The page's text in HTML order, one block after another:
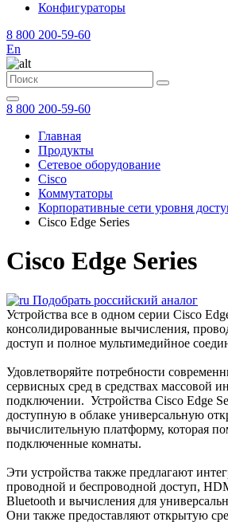
Конфигураторы
8 800 200-59-60
En
8 800 200-59-60
Главная
Продукты
Сетевое оборудование
Cisco
Коммутаторы
Корпоративные сети уровня
Cisco Edge Series
Cisco Edge Series
Подобрать российский аналог
Устройства все в одном серии Cisco
консолидированные вычисления,
доступ и полное мультимедийное
Удовлетворяйте потребности
сервисных сред в средствах массовой
подключении. Устройства Cisco Edge
доступную в облаке универсальную
вычислительную платформу, которая
подключенные комнаты.
Эти устройства также предлагают
проводной и беспроводной доступ,
Bluetooth и вычисления для
Они также предоставляют открытую